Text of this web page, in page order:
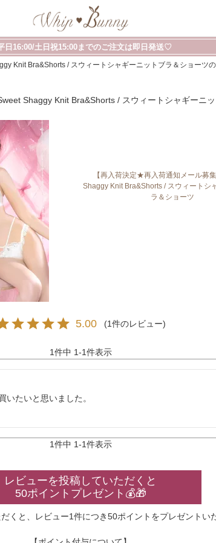
日16:00/土日祝15:00までのご注文は即日発送♡
Knit Bra&Shorts / スウィートシャギーニットブラ＆ショーツ
Shaggy Knit Bra&Shorts / スウィートシャギーニ
【再入荷決定★再入荷通知メール募
Shaggy Knit Bra&Shorts / スウィートシ
ラ＆ショーツ
5.00 1
1件中 1-1件表示
いたいと思いました。
1件中 1-1件表示
レビューを投稿していただくと
50ポイントプレゼント💰🎁
くと、レビュー1件につき50ポイントをプレゼントい